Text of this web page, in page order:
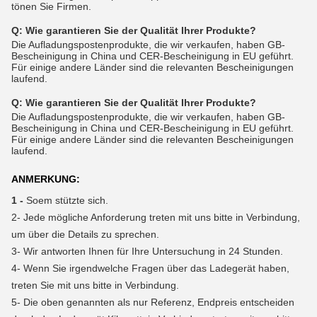
tönen Sie Firmen.
Q: Wie garantieren Sie der Qualität Ihrer Produkte?
Die Aufladungspostenprodukte, die wir verkaufen, haben GB-
Bescheinigung in China und CER-Bescheinigung in EU geführt.
Für einige andere Länder sind die relevanten Bescheinigungen
laufend.
Q: Wie garantieren Sie der Qualität Ihrer Produkte?
Die Aufladungspostenprodukte, die wir verkaufen, haben GB-
Bescheinigung in China und CER-Bescheinigung in EU geführt.
Für einige andere Länder sind die relevanten Bescheinigungen
laufend.
ANMERKUNG:
1 - Soem stützte sich.
2- Jede mögliche Anforderung treten mit uns bitte in Verbindung,
um über die Details zu sprechen.
3- Wir antworten Ihnen für Ihre Untersuchung in 24 Stunden.
4- Wenn Sie irgendwelche Fragen über das Ladegerät haben,
treten Sie mit uns bitte in Verbindung.
5- Die oben genannten als nur Referenz, Endpreis entscheiden